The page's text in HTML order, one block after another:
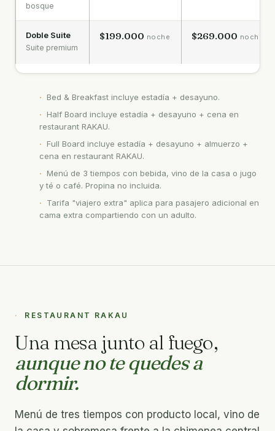
bosque
Doble Suite
Suite premium
$199.000 noche $269.000 noche
Bed & Breakfast incluye estadía + desayuno.
Half Board incluye estadía + desayuno + cena en
restaurant RAKAU.
Full Board incluye estadía + desayuno + almuerzo +
cena en restaurant RAKAU.
Menú de 3 tiempos con bebida, vino de la casa o jugo
y té o café. Propina no incluida.
Tarifa "viajero extra" aplica para pasajero adicional en
cama extra compartiendo con un adulto.
RESTAURANT RAKAU
Una mesa junto al fuego,
aunque no te quedes a
dormir.
Menú de tres tiempos con producto local, vino de